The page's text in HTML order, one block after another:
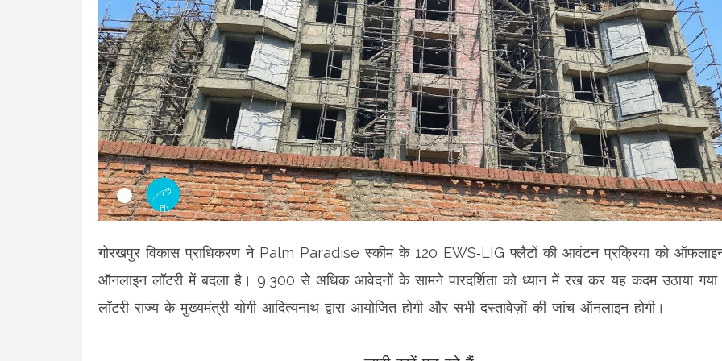
गोरखपुर विकास प्राधिकरण ने Palm Paradise स्कीम के 120 EWS‑LIG फ्लैटों की आवंटन प्रक्रिया को
ऑनलाइन लॉटरी में बदला है। 9,300 से अधिक आवेदनों के सामने पारदर्शिता को ध्यान में रख कर यह कदम उठाया
लॉटरी राज्य के मुख्यमंत्री योगी आदित्यनाथ द्वारा आयोजित होगी और सभी दस्तावेज़ों की जांच ऑनलाइन होगी।